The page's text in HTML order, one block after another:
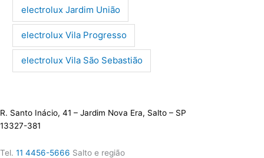
electrolux Jardim União
electrolux Vila Progresso
electrolux Vila São Sebastião
R. Santo Inácio, 41 – Jardim Nova Era, Salto – SP
13327-381
Tel. 11 4456-5666 Salto e região